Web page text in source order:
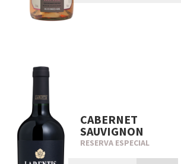
CABERNET
SAUVIGNON
RESERVA ESPECIAL